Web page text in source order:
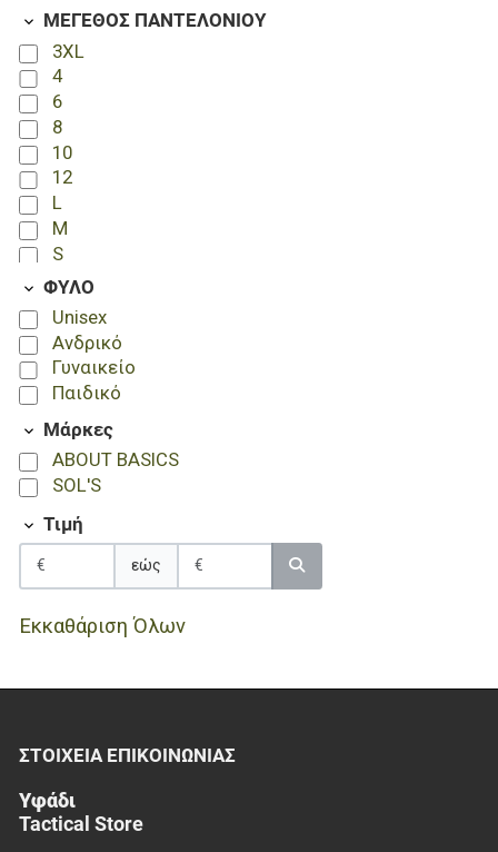
XL
ΜΕΓΕΘΟΣ ΠΑΝΤΕΛΟΝΙΟΥ
3XL
4
6
8
10
12
L
M
S
XL
XXL
ΦΥΛΟ
Unisex
Ανδρικό
Γυναικείο
Παιδικό
Μάρκες
ABOUT BASICS
SOL'S
Τιμή
εώς
Εκκαθάριση Όλων
ΣΤΟΙΧΕΊΑ EΠΙΚΟΙΝΩΝΊΑΣ
Υφάδι
Tactical Store